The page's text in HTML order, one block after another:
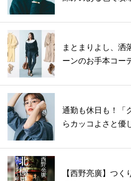
まとまりよし、洒
ーンのお手本コー
通勤も休日も！「
らカッコよさと優
【西野亮廣】つく